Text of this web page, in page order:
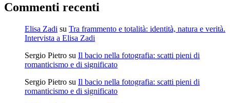
Commenti recenti
Elisa Zadi su Tra frammento e totalità: identità, natura e verità.
Intervista a Elisa Zadi
Sergio Pietro su Il bacio nella fotografia: scatti pieni di
romanticismo e di significato
Sergio Pietro su Il bacio nella fotografia: scatti pieni di
romanticismo e di significato